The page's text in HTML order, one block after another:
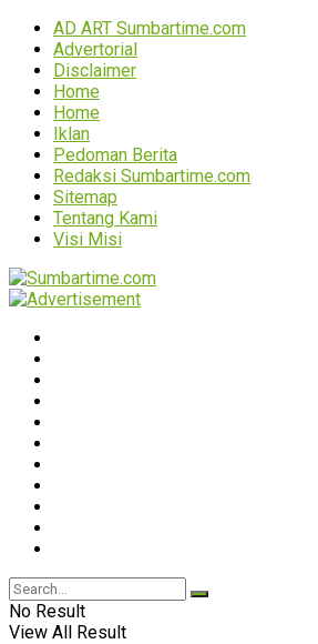
AD ART Sumbartime.com
Advertorial
Disclaimer
Home
Home
Iklan
Pedoman Berita
Redaksi Sumbartime.com
Sitemap
Tentang Kami
Visi Misi
No Result
View All Result